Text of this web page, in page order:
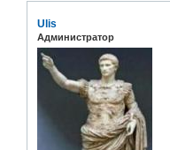
Ulis
Администратор